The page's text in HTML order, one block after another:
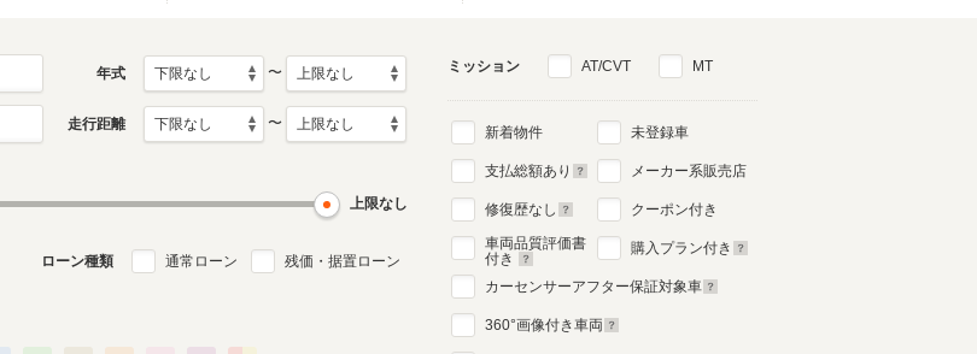
年式 〜
走行距離 〜
上限なし
ローン種類 通常ローン 残価・据置ローン
ミッション AT/CVT MT
新着物件
支払総額あり
修復歴なし
車両品質評価書
付き
未登録車
メーカー系販売店
クーポン付き
購入プラン付き
カーセンサーアフター保証対象車
360°画像付き車両